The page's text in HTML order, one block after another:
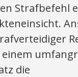
Strafbefehl
die